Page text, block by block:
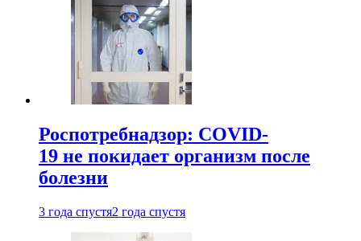
Роспотребнадзор: COVID-
19 не покидает организм после
болезни
3 года спустя2 года спустя